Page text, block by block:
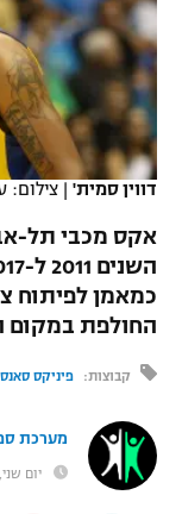
VOD
רץ ברשת
תוצאות
לוח שידורים
"מעל הליגה" –
נבחרת ישראל
מכבי חיפה
בית"ר ירושלים
מכבי תל אביב
הפועל תל אביב
הפועל חיפה
הפועל באר שבע
מכבי נתניה
בני יהודה
ליגה ספרדית
ליגה איטלקית
ליגה צרפתית
ליגה טורקית
ליגה סינית
ליגות נוספות
כדורסל נשים
מכבי תל אביב
הפועל חולון
הפועל ירושלים
דני אבדיה
יורוליג
יורוקאפ
טניס
כדוריד
כדורעף
שחייה
ג'ודו
UFC
דווין סמית' | צילום:
אקס מכבי תל-
כמאמן לפיתוח
החולפת במקום ה-15
קבוצות: פיניקס סאנס
מערכת
יום שני, 12:01, 11.06.18